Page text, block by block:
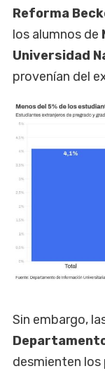
Reforma
los alumnos de
Universidad
provenían del
Sin embargo,
desmienten